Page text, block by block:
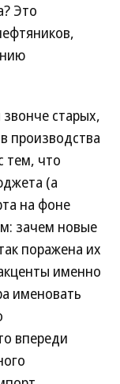
Это
старых,
производства
тем, что
(а
на фоне
зачем новые
поражена их
именно
именовать
впереди